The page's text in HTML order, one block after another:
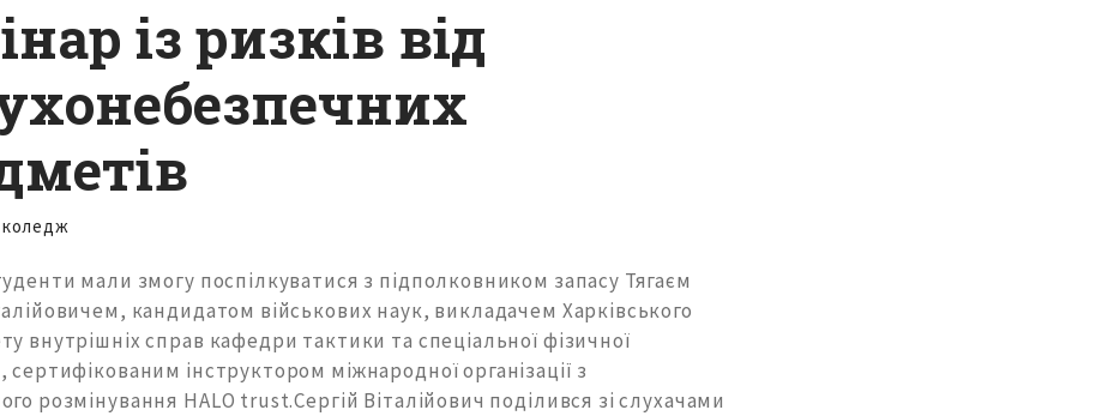
із ризків від
мали змогу поспілкуватися з підполковником запасу Тягаєм
кандидатом військових наук, викладачем Харківського
внутрішніх справ кафедри тактики та спеціальної фізичної
сертифікованим інструктором міжнародної організації з
розмінування HALO trust.Сергій Віталійович поділився зі слухачами